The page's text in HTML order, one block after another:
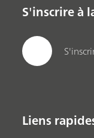
S'inscrire à
Liens